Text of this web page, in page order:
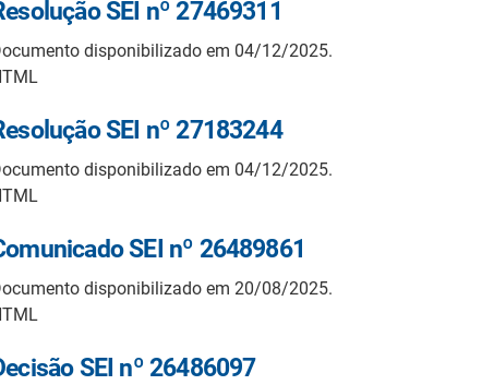
SEI nº 27469311
disponibilizado em 04/12/2025.
SEI nº 27183244
disponibilizado em 04/12/2025.
SEI nº 26489861
disponibilizado em 20/08/2025.
SEI nº 26486097